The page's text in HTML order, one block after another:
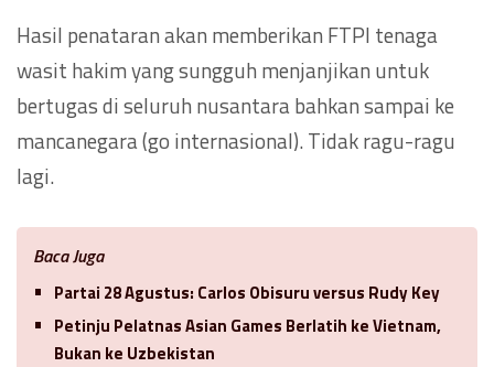
Hasil penataran akan memberikan FTPI tenaga
wasit hakim yang sungguh menjanjikan untuk
bertugas di seluruh nusantara bahkan sampai ke
mancanegara (go internasional). Tidak ragu-ragu
lagi.
Baca Juga
Partai 28 Agustus: Carlos Obisuru versus Rudy Key
Petinju Pelatnas Asian Games Berlatih ke Vietnam,
Bukan ke Uzbekistan